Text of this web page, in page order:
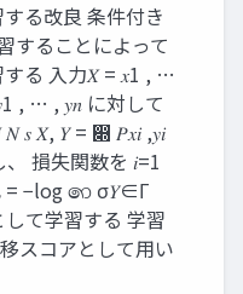
る改良 条件付き
することによって
る 入力𝑋 = 𝑥1 , …
, … , 𝑦𝑛 に対して
𝑠 𝑋, 𝑌 = ෍ 𝑃𝑥𝑖 ,𝑦𝑖
損失関数を 𝑖=1
= −log ෨ σ𝑌∈Γ
て学習する 学習
移スコアとして用い